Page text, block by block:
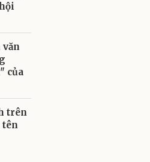
văn
của
trên